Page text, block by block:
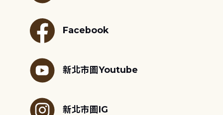
Facebook
新北市圖Youtube
新北市圖IG